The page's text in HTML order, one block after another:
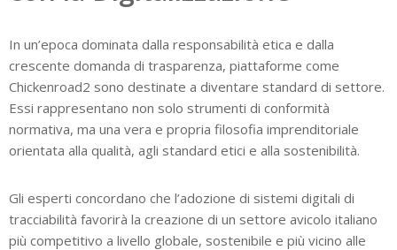
In un’epoca dominata dalla responsabilità etica e dalla
crescente domanda di trasparenza, piattaforme come
Chickenroad2 sono destinate a diventare standard di settore.
Essi rappresentano non solo strumenti di conformità
normativa, ma una vera e propria filosofia imprenditoriale
orientata alla qualità, agli standard etici e alla sostenibilità.
Gli esperti concordano che l’adozione di sistemi digitali di
tracciabilità favorirà la creazione di un settore avicolo italiano
più competitivo a livello globale, sostenibile e più vicino alle